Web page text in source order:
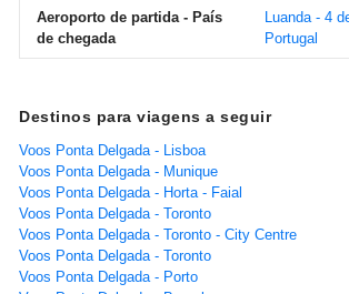
Aeroporto de partida - País
de chegada
Luanda - 4
Portugal
Destinos para viagens a seguir
Voos Ponta Delgada - Lisboa
Voos Ponta Delgada - Munique
Voos Ponta Delgada - Horta - Faial
Voos Ponta Delgada - Toronto
Voos Ponta Delgada - Toronto - City Centre
Voos Ponta Delgada - Toronto
Voos Ponta Delgada - Porto